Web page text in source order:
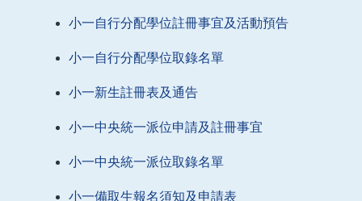
小一自行分配學位註冊事宜及活動預告
小一自行分配學位取錄名單
小一新生註冊表及通告
小一中央統一派位申請及註冊事宜
小一中央統一派位取錄名單
小一備取生報名須知及申請表